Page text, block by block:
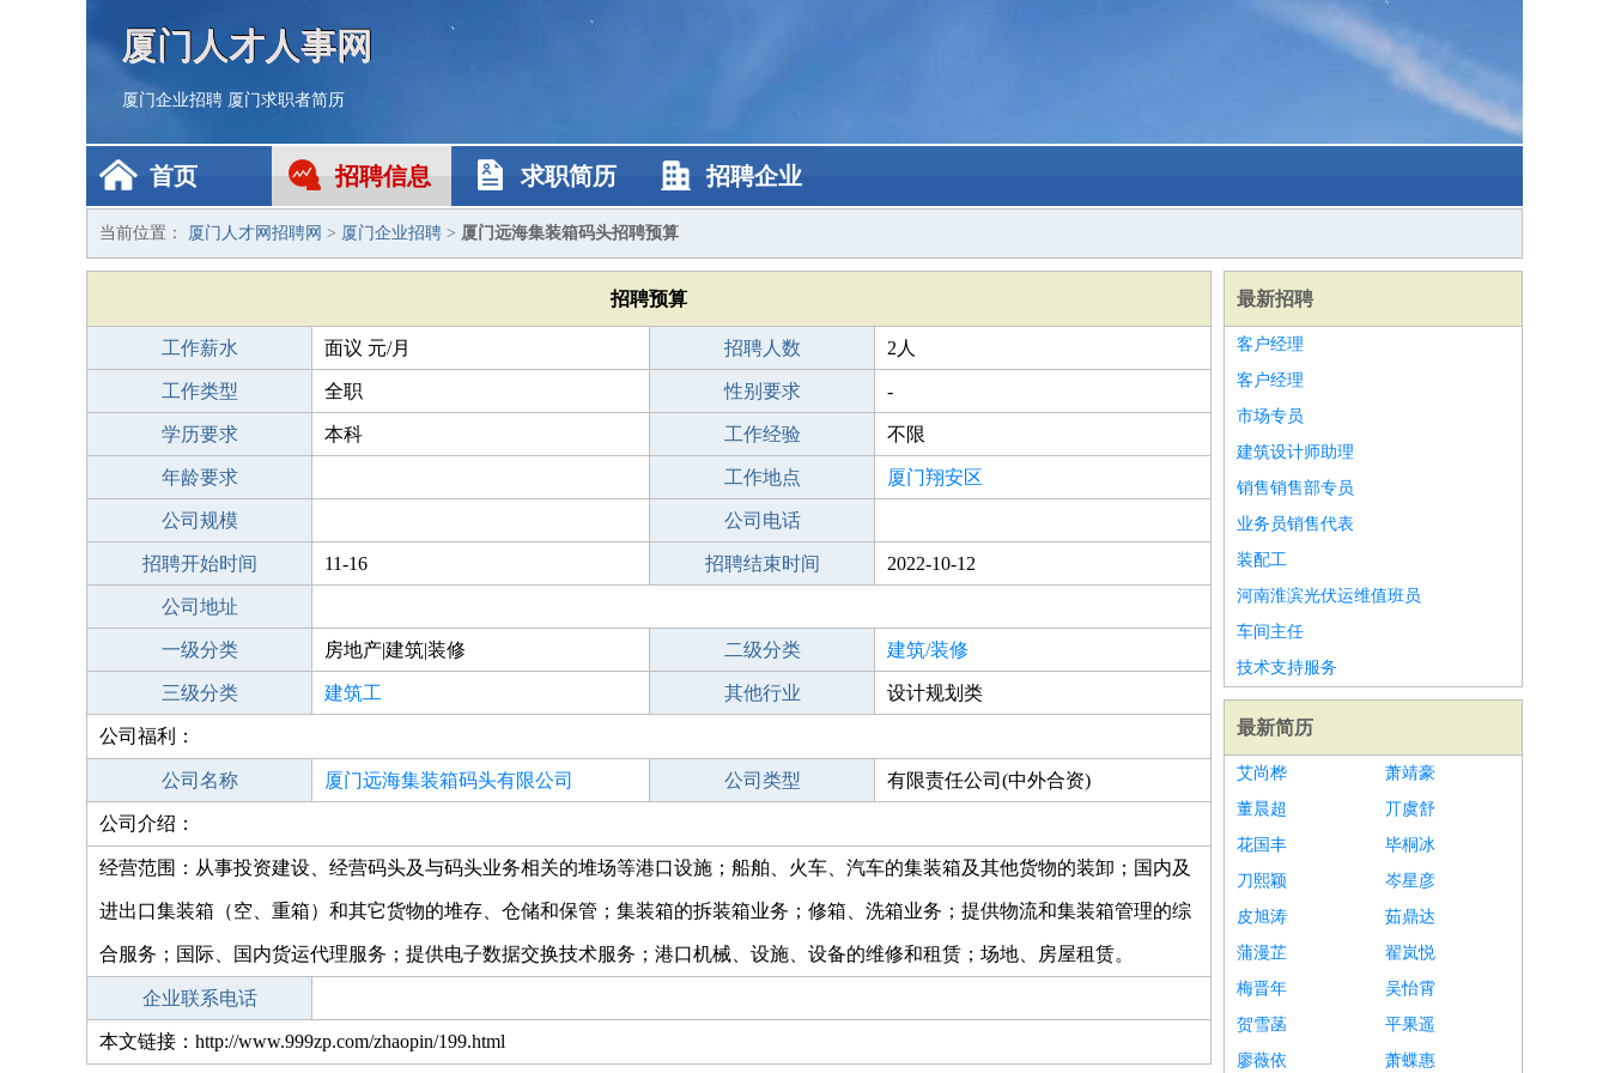
厦门人才人事网
厦门企业招聘 厦门求职者简历
首页 招聘信息 求职简历 招聘企业
当前位置： 厦门人才网招聘网 > 厦门企业招聘 > 厦门远海集装箱码头招聘预算
招聘预算
工作薪水 面议 元/月 招聘人数 2人
工作类型 全职 性别要求 -
学历要求 本科 工作经验 不限
年龄要求 工作地点 厦门翔安区
公司规模 公司电话
招聘开始时间 11-16 招聘结束时间 2022-10-12
公司地址
一级分类 房地产|建筑|装修 二级分类 建筑/装修
三级分类 建筑工 其他行业 设计规划类
公司福利：
公司名称 厦门远海集装箱码头有限公司 公司类型 有限责任公司(中外合资)
公司介绍：
经营范围：从事投资建设、经营码头及与码头业务相关的堆场等港口设施；船舶、火车、汽车的集装箱及其他货物的装卸；国内及
进出口集装箱（空、重箱）和其它货物的堆存、仓储和保管；集装箱的拆装箱业务；修箱、洗箱业务；提供物流和集装箱管理的综
合服务；国际、国内货运代理服务；提供电子数据交换技术服务；港口机械、设施、设备的维修和租赁；场地、房屋租赁。
企业联系电话
本文链接：http://www.999zp.com/zhaopin/199.html
最新招聘
客户经理
客户经理
市场专员
建筑设计师助理
销售销售部专员
业务员销售代表
装配工
河南淮滨光伏运维值班员
车间主任
技术支持服务
最新简历
艾尚桦
萧靖豪
董晨超
丌虞舒
花国丰
毕桐冰
刀熙颖
岑星彦
皮旭涛
茹鼎达
蒲漫芷
翟岚悦
梅晋年
吴怡霄
贺雪菡
平果遥
廖薇依
萧蝶惠